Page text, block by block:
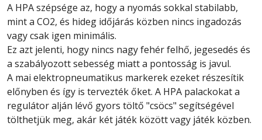
A HPA szépsége az, hogy a nyomás sokkal stabilabb,
mint a CO2, és hideg időjárás közben nincs ingadozás
vagy csak igen minimális.
Ez azt jelenti, hogy nincs nagy fehér felhő, jegesedés és
a szabályozott sebesség miatt a pontosság is javul.
A mai elektropneumatikus markerek ezeket részesítik
előnyben és így is tervezték őket. A HPA palackokat a
regulátor alján lévő gyors töltő "csöcs" segítségével
tölthetjük meg, akár két játék között vagy játék közben.